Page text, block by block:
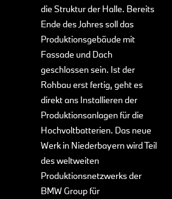
die Struktur der Halle. Bereits
Ende des Jahres soll das
Produktionsgebäude mit
Fassade und Dach
geschlossen sein. Ist der
Rohbau erst fertig, geht es
direkt ans Installieren der
Produktionsanlagen für die
Hochvoltbatterien. Das neue
Werk in Niederbayern wird Teil
des weltweiten
Produktionsnetzwerks der
BMW Group für